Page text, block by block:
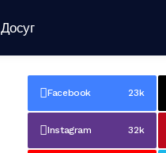
Досуг
Facebook 23k
Instagram 32k